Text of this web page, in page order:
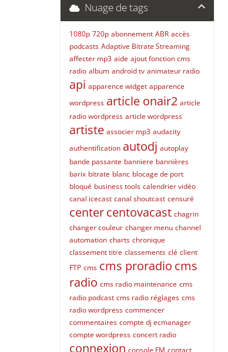
Nuage de tags
1080p 720p abonnement ABR accès
podcasts Adaptive Bitrate Streaming
affecter mp3 aide ajout fonction cms
radio album android tv animateur radio
api apparence widget apparence
wordpress article onair2 article
radio wordpress article wordpress
artiste associer mp3 audacity
authentification autodj autoplay
bande passante banniere bannières
barix bitrate blanc blocage de port
bloqué business tools calendrier vidéo
canal icecast canal shoutcast censuré
centercentovacast chagrin
changer couleur changer menu channel
automation charts chronique
classement titre classements clé client
FTP cms cms proradio cms
radio cms radio maintenance cms
radio podcast cms radio réglages cms
radio wordpress commencer
commentaires compte dj ecmanager
compte wordpress concert radio
connexion console FM contact